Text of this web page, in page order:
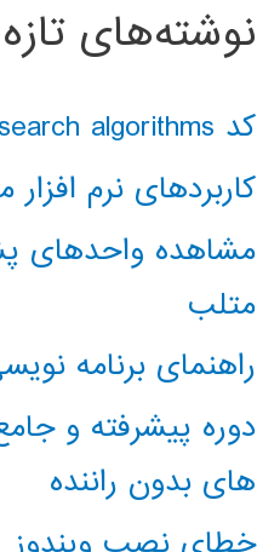
نوشته‌های تازه
کد classical AI search algorithms
کاربردهای نرم
مشاهده واحدهای
متلب
راهنمای برنامه
دوره پیشرفته و
های بدون راننده